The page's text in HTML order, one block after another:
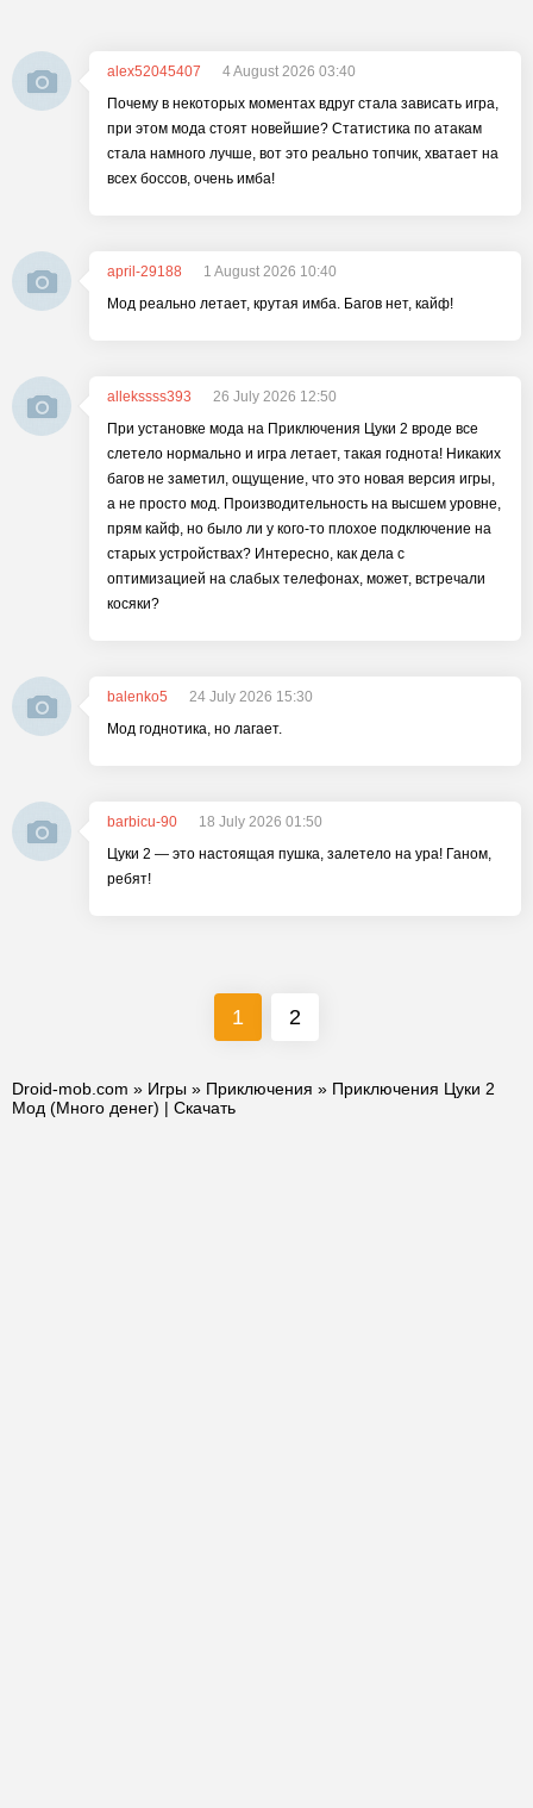
alex52045407
4 August 2026 03:40
Почему в некоторых моментах вдруг стала зависать игра,
при этом мода стоят новейшие? Статистика по атакам
стала намного лучше, вот это реально топчик, хватает на
всех боссов, очень имба!
april-29188
1 August 2026 10:40
Мод реально летает, крутая имба. Багов нет, кайф!
allekssss393
26 July 2026 12:50
При установке мода на Приключения Цуки 2 вроде все
слетело нормально и игра летает, такая годнота! Никаких
багов не заметил, ощущение, что это новая версия игры,
а не просто мод. Производительность на высшем уровне,
прям кайф, но было ли у кого-то плохое подключение на
старых устройствах? Интересно, как дела с
оптимизацией на слабых телефонах, может, встречали
косяки?
balenko5
24 July 2026 15:30
Мод годнотика, но лагает.
barbicu-90
18 July 2026 01:50
Цуки 2 — это настоящая пушка, залетело на ура! Ганом,
ребят!
1 2
Droid-mob.com » Игры » Приключения » Приключения Цуки 2
Мод (Много денег) | Скачать